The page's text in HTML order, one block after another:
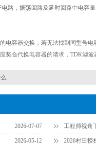
路，振荡回路及延时回路中电容
容器交换，若无法找到同型号电
契合代换电容器的请求，TDK滤波
2026-07-07
2026-05-12 2026村田授